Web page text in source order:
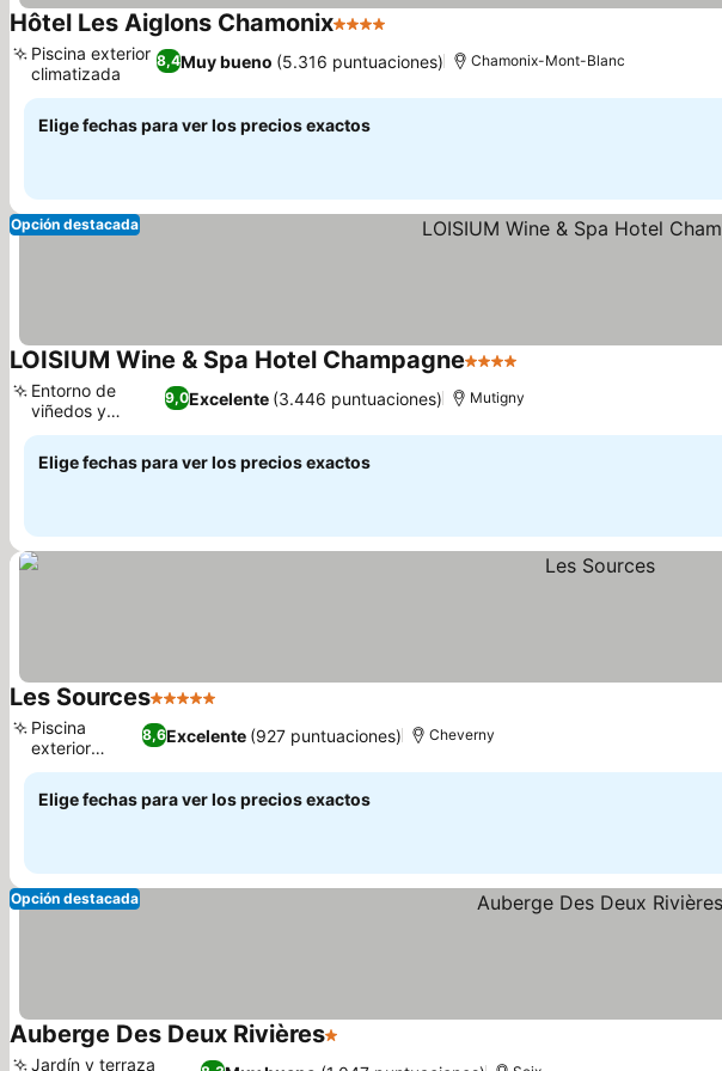
Hôtel Les Aiglons Chamonix4 Estrellas
8,4Muy bueno (5.316 puntuaciones)
Piscina exterior
climatizada
Chamonix-Mont-Blanc
Elige fechas para ver los precios exactos
Opción destacada
LOISIUM Wine & Spa Hotel Champagne4 Estrellas
9,0Excelente (3.446 puntuaciones)
Entorno de
viñedos y
bosque
Mutigny
Elige fechas para ver los precios exactos
Les Sources5 Estrellas
8,6Excelente (927 puntuaciones)
Piscina
exterior
familiar
Cheverny
Elige fechas para ver los precios exactos
Opción destacada
Auberge Des Deux Rivières1 Estrellas
Jardín y terraza